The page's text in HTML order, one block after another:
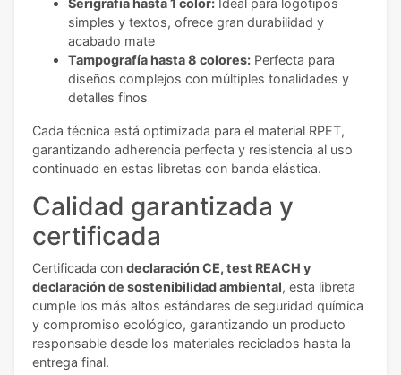
simples y textos, ofrece gran durabilidad y
acabado mate
Tampografía hasta 8 colores: Perfecta para
diseños complejos con múltiples tonalidades y
detalles finos
Cada técnica está optimizada para el material RPET,
garantizando adherencia perfecta y resistencia al uso
continuado en estas libretas con banda elástica.
Calidad garantizada y
certificada
Certificada con declaración CE, test REACH y
declaración de sostenibilidad ambiental, esta libreta
cumple los más altos estándares de seguridad química
y compromiso ecológico, garantizando un producto
responsable desde los materiales reciclados hasta la
entrega final.